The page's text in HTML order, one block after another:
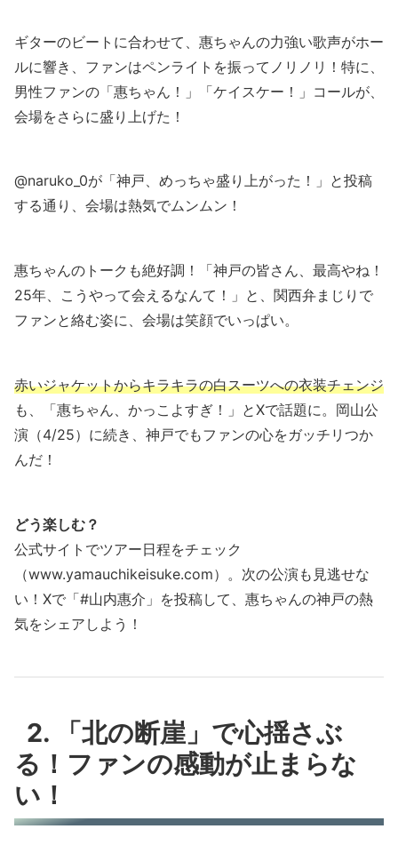
ギターのビートに合わせて、惠ちゃんの力強い歌声がホー
ルに響き、ファンはペンライトを振ってノリノリ！特に、
男性ファンの「惠ちゃん！」「ケイスケー！」コールが、
会場をさらに盛り上げた！
@naruko_0が「神戸、めっちゃ盛り上がった！」と投稿
する通り、会場は熱気でムンムン！
惠ちゃんのトークも絶好調！「神戸の皆さん、最高やね！
25年、こうやって会えるなんて！」と、関西弁まじりで
ファンと絡む姿に、会場は笑顔でいっぱい。
赤いジャケットからキラキラの白スーツへの衣装チェンジ
も、「惠ちゃん、かっこよすぎ！」とXで話題に。岡山公
演（4/25）に続き、神戸でもファンの心をガッチリつか
んだ！
どう楽しむ？
公式サイトでツアー日程をチェック
（www.yamauchikeisuke.com）。次の公演も見逃せな
い！Xで「#山内惠介」を投稿して、惠ちゃんの神戸の熱
気をシェアしよう！
2. 「北の断崖」で心揺さぶ
る！ファンの感動が止まらな
い！